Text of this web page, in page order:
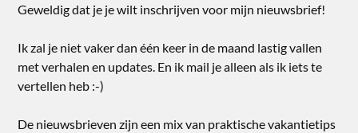
Geweldig dat je je wilt inschrijven voor mijn nieuwsbrief!
Ik zal je niet vaker dan één keer in de maand lastig vallen
met verhalen en updates. En ik mail je alleen als ik iets te
vertellen heb :-)
De nieuwsbrieven zijn een mix van praktische vakantietips